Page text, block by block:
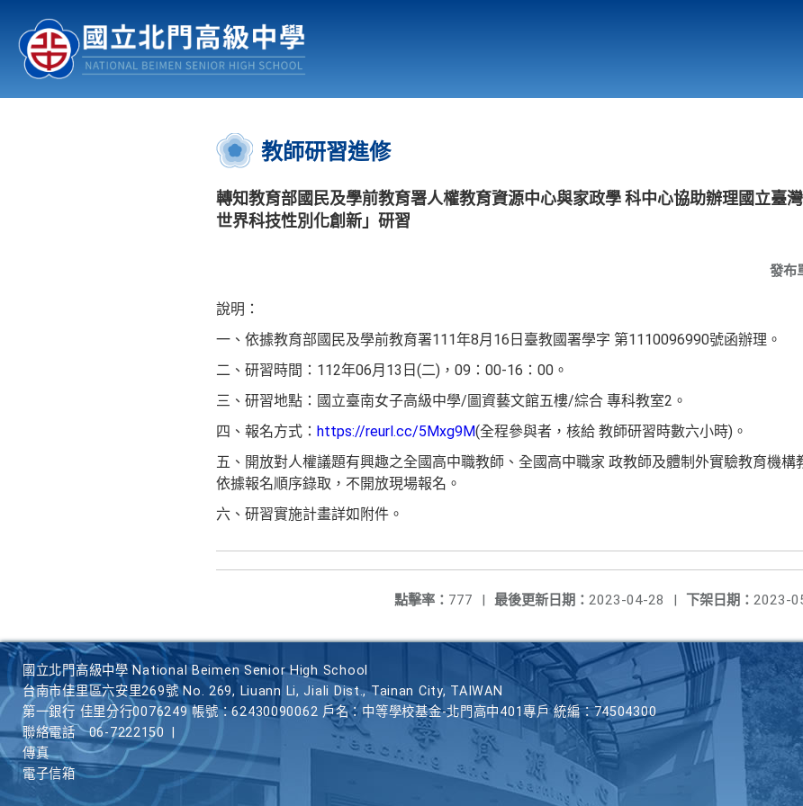
認識北中 行事曆
:::
教師研習進修
轉知教育部國民及學前教育署人權教育資源中心與家政學 科中心協助辦理國立臺
世界科技性別化創新」研習
發布
說明：
一、依據教育部國民及學前教育署111年8月16日臺教國署學字 第1110096990號函辦理。
二、研習時間：112年06月13日(二)，09：00-16：00。
三、研習地點：國立臺南女子高級中學/圖資藝文館五樓/綜合 專科教室2。
四、報名方式： https://reurl.cc/5Mxg9M(全程參與者，核給 教師研習時數六小時)。
五、開放對人權議題有興趣之全國高中職教師、全國高中職家 政教師及體制外實驗教育機構
依據報名順序錄取，不開放現場報名。
六、研習實施計畫詳如附件。
下架日期： 2023-
最後更新日期： 2023-04-28 |
點擊率： 777 |
國立北門高級中學 National Beimen Senior High School
台南市佳里區六安里269號 No. 269, Liuann Li, Jiali Dist., Tainan City, TAIWAN
第一銀行 佳里分行0076249 帳號：62430090062 戶名：中等學校基金-北門高中401專戶 統編：74504300
聯絡電話
06-7222150
傳真
電子信箱